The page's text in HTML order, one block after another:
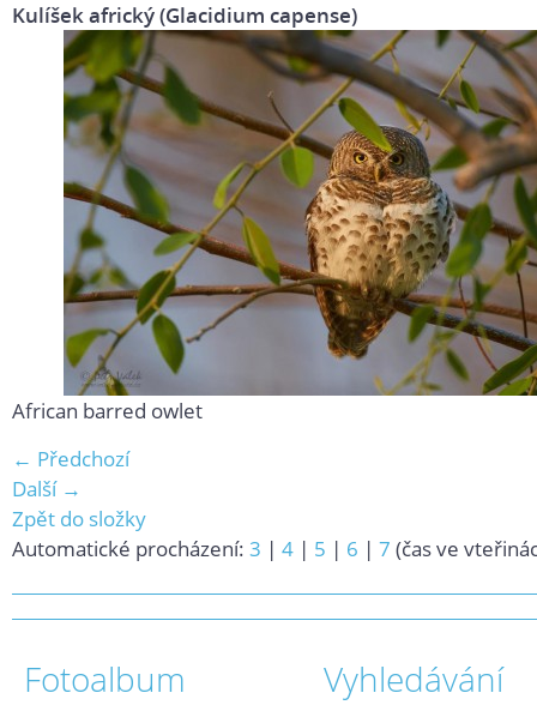
Kulíšek africký (Glacidium capense)
African barred owlet
← Předchozí
Další →
Zpět do složky
Automatické procházení: 3 | 4 | 5 | 6 | 7 (čas ve
Fotoalbum Vyhledávání